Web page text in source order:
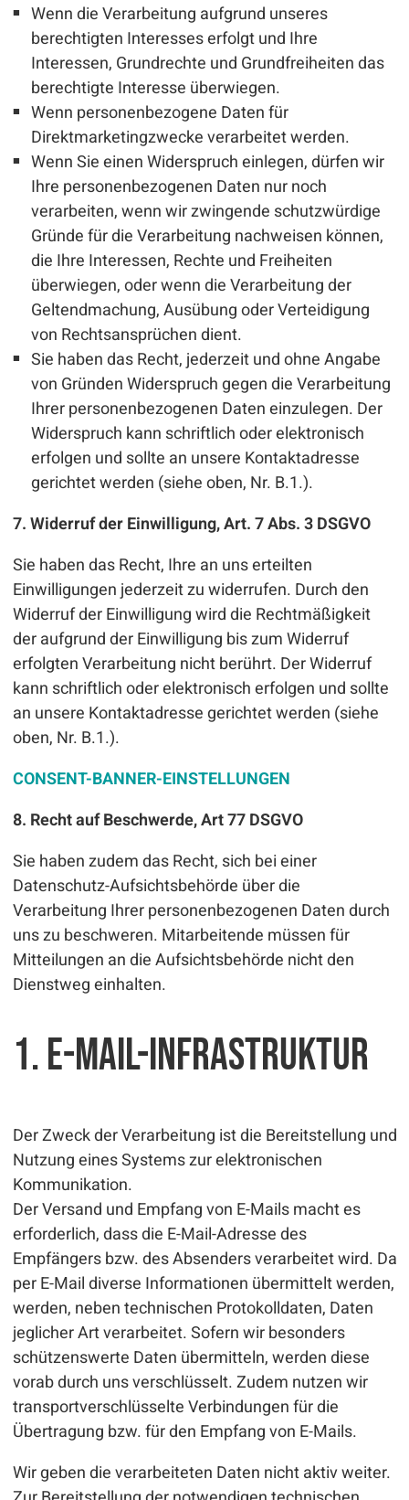
Wenn die Verarbeitung aufgrund unseres
berechtigten Interesses erfolgt und Ihre
Interessen, Grundrechte und Grundfreiheiten das
berechtigte Interesse überwiegen.
Wenn personenbezogene Daten für
Direktmarketingzwecke verarbeitet werden.
Wenn Sie einen Widerspruch einlegen, dürfen wir
Ihre personenbezogenen Daten nur noch
verarbeiten, wenn wir zwingende schutzwürdige
Gründe für die Verarbeitung nachweisen können,
die Ihre Interessen, Rechte und Freiheiten
überwiegen, oder wenn die Verarbeitung der
Geltendmachung, Ausübung oder Verteidigung
von Rechtsansprüchen dient.
Sie haben das Recht, jederzeit und ohne Angabe
von Gründen Widerspruch gegen die Verarbeitung
Ihrer personenbezogenen Daten einzulegen. Der
Widerspruch kann schriftlich oder elektronisch
erfolgen und sollte an unsere Kontaktadresse
gerichtet werden (siehe oben, Nr. B.1.).
7. Widerruf der Einwilligung, Art. 7 Abs. 3 DSGVO
Sie haben das Recht, Ihre an uns erteilten
Einwilligungen jederzeit zu widerrufen. Durch den
Widerruf der Einwilligung wird die Rechtmäßigkeit
der aufgrund der Einwilligung bis zum Widerruf
erfolgten Verarbeitung nicht berührt. Der Widerruf
kann schriftlich oder elektronisch erfolgen und sollte
an unsere Kontaktadresse gerichtet werden (siehe
oben, Nr. B.1.).
CONSENT-BANNER-EINSTELLUNGEN
8. Recht auf Beschwerde, Art 77 DSGVO
Sie haben zudem das Recht, sich bei einer
Datenschutz-Aufsichtsbehörde über die
Verarbeitung Ihrer personenbezogenen Daten durch
uns zu beschweren. Mitarbeitende müssen für
Mitteilungen an die Aufsichtsbehörde nicht den
Dienstweg einhalten.
1. E-Mail-Infrastruktur
Der Zweck der Verarbeitung ist die Bereitstellung und
Nutzung eines Systems zur elektronischen
Kommunikation.
Der Versand und Empfang von E-Mails macht es
erforderlich, dass die E-Mail-Adresse des
Empfängers bzw. des Absenders verarbeitet wird. Da
per E-Mail diverse Informationen übermittelt werden,
werden, neben technischen Protokolldaten, Daten
jeglicher Art verarbeitet. Sofern wir besonders
schützenswerte Daten übermitteln, werden diese
vorab durch uns verschlüsselt. Zudem nutzen wir
transportverschlüsselte Verbindungen für die
Übertragung bzw. für den Empfang von E-Mails.
Wir geben die verarbeiteten Daten nicht aktiv weiter.